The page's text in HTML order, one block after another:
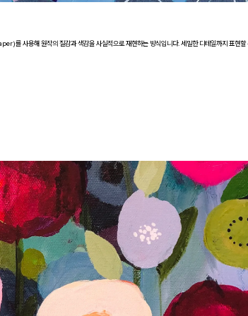
를 사용해 원작의 질감과 색감을 사실적으로 재현하는 방식입니다. 세밀한 디테일까지 표현할